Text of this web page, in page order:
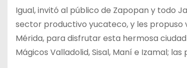
Igual, invitó al público de Zapopan y todo
sector productivo yucateco, y les propuso
Mérida, para disfrutar esta hermosa
Mágicos Valladolid, Sisal, Maní e Izamal;